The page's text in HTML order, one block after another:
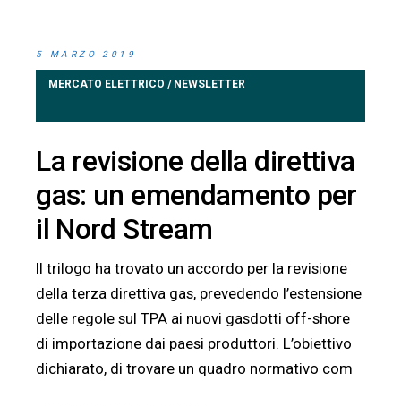
5 MARZO 2019
MERCATO ELETTRICO / NEWSLETTER
La revisione della direttiva
gas: un emendamento per
il Nord Stream
Il trilogo ha trovato un accordo per la revisione
della terza direttiva gas, prevedendo l’estensione
delle regole sul TPA ai nuovi gasdotti off-shore
di importazione dai paesi produttori. L’obiettivo
dichiarato, di trovare un quadro normativo com